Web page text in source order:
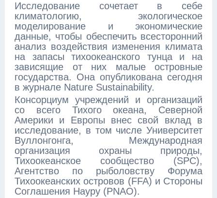
Исследование сочетает в себе
климатологию, экологическое
моделирование и экономические
данные, чтобы обеспечить всесторонний
анализ воздействия изменения климата
на запасы тихоокеанского тунца и на
зависящие от них малые островные
государства. Она опубликована сегодня
в журнале Nature Sustainability.
Консорциум учреждений и организаций
со всего Тихого океана, Северной
Америки и Европы внес свой вклад в
исследование, в том числе Университет
Вуллонгонга, Международная
организация охраны природы,
Тихоокеанское сообщество (SPC),
Агентство по рыболовству Форума
Тихоокеанских островов (FFA) и Стороны
Соглашения Науру (PNAO).